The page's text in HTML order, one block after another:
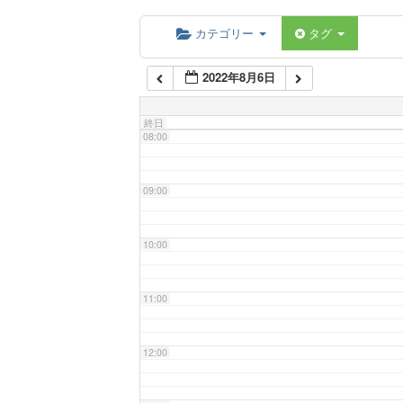
カテゴリー タグ
2022年8月6日
終日
07:00
08:00
09:00
10:00
11:00
12:00